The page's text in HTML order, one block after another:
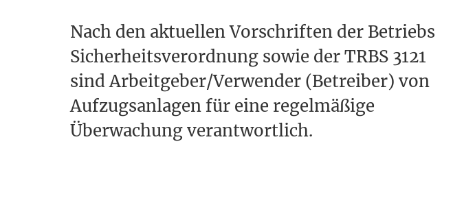
Nach den aktuellen Vorschriften der Betriebs
Sicherheitsverordnung sowie der TRBS 3121
sind Arbeitgeber/Verwender (Betreiber) von
Aufzugsanlagen für eine regelmäßige
Überwachung verantwortlich.